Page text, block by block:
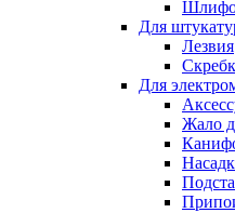
Для
Лезвия
Для
Жало